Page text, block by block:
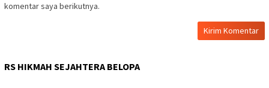
komentar saya berikutnya.
RS HIKMAH SEJAHTERA BELOPA